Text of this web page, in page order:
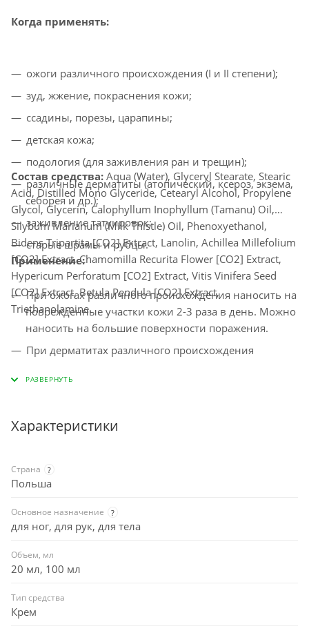
Когда применять:
ожоги различного происхождения (I и II степени);
зуд, жжение, покраснения кожи;
ссадины, порезы, царапины;
детская кожа;
подология (для заживления ран и трещин);
различные дерматиты (атопический, ксероз, экзема,
себорея и др.);
заживление татуировок;
старые шрамы и рубцы.
Состав средства: Aqua (Water), Glyceryl Stearate, Stearic
Acid, Distilled Mono Glyceride, Cetearyl Alcohol, Propylene
Glycol, Glycerin, Calophyllum Inophyllum (Tamanu) Oil,
Silybum Marianum (Milk Thistle) Oil, Phenoxyethanol,
Bidens Tripartita [CO2] Extract, Lanolin, Achillea Millefolium
[CO2] Extract, Chamomilla Recurita Flower [CO2] Extract,
Hypericum Perforatum [CO2] Extract, Vitis Vinifera Seed
[CO2] Extract, Betula Pendula [CO2] Extract,
Triethanolamine.
Применение:
При ожогах различного происхождения наносить на
поврежденные участки кожи 2-3 раза в день. Можно
наносить на большие поверхности поражения.
При дерматитах различного происхождения
кожи в комбинации с основным лечении.
зимний период наносить крем непосредственно
перед выходом на улицу на открытые участки.
ног наносить после процедур на чистую сухую кожу.
Характеристики
Страна ?
Польша
Основное назначение ?
для ног, для рук, для тела
Объем, мл
20 мл, 100 мл
Тип средства
Крем